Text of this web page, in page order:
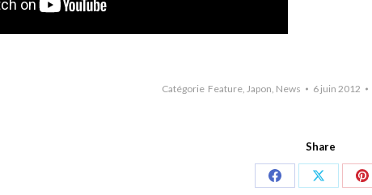
Catégorie Feature, Japon, News 6 juin 2012
Share
Share
Share